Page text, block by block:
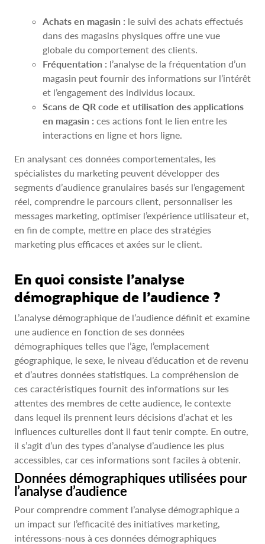
Achats en magasin : le suivi des achats effectués
dans des magasins physiques offre une vue
globale du comportement des clients.
Fréquentation : l’analyse de la fréquentation d’un
magasin peut fournir des informations sur l’intérêt
et l’engagement des individus locaux.
Scans de QR code et utilisation des applications
en magasin : ces actions font le lien entre les
interactions en ligne et hors ligne.
En analysant ces données comportementales, les
spécialistes du marketing peuvent développer des
segments d’audience granulaires basés sur l’engagement
réel, comprendre le parcours client, personnaliser les
messages marketing, optimiser l’expérience utilisateur et,
en fin de compte, mettre en place des stratégies
marketing plus efficaces et axées sur le client.
En quoi consiste l’analyse
démographique de l’audience ?
L’analyse démographique de l’audience définit et examine
une audience en fonction de ses données
démographiques telles que l’âge, l’emplacement
géographique, le sexe, le niveau d’éducation et de revenu
et d’autres données statistiques. La compréhension de
ces caractéristiques fournit des informations sur les
attentes des membres de cette audience, le contexte
dans lequel ils prennent leurs décisions d’achat et les
influences culturelles dont il faut tenir compte. En outre,
il s’agit d’un des types d’analyse d’audience les plus
accessibles, car ces informations sont faciles à obtenir.
Données démographiques utilisées pour
l’analyse d’audience
Pour comprendre comment l’analyse démographique a
un impact sur l’efficacité des initiatives marketing,
intéressons-nous à ces données démographiques